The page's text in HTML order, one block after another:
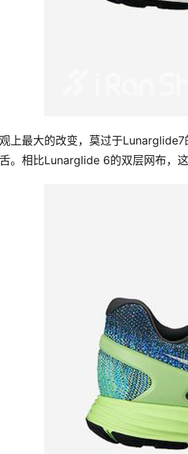
上最大的改变，莫过于
。相比Lunarglide 6的双层网布，